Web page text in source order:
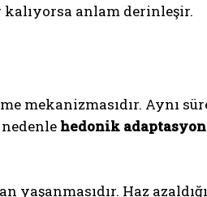
kalıyorsa anlam derinleşir.
mekanizmasıdır. Aynı
hedonik adaptasyon
yaşanmasıdır. Haz